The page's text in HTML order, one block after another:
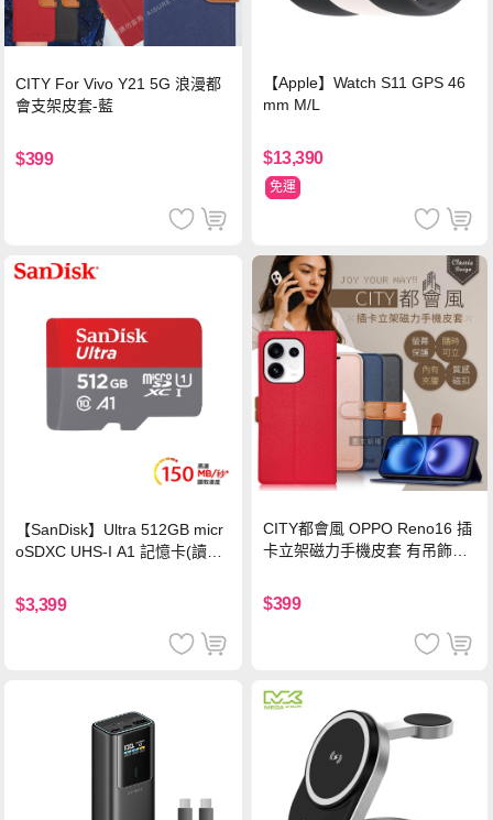
CITY For Vivo Y21 5G 浪漫都
會支架皮套-藍
$399
【Apple】Watch S11 GPS 46
mm M/L
$13,390
免運
【SanDisk】Ultra 512GB micr
oSDXC UHS-I A1 記憶卡(讀取
$3,399
CITY都會風 OPPO Reno16 插
卡立架磁力手機皮套 有吊飾孔
$399